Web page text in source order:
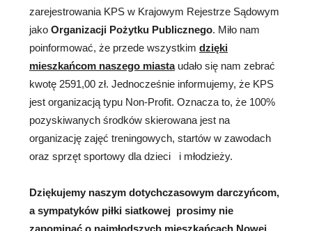
zarejestrowania KPS w Krajowym Rejestrze Sądowym
jako Organizacji Pożytku Publicznego. Miło nam
poinformować, że przede wszystkim dzięki
mieszkańcom naszego miastaudało się nam zebrać
kwotę 2591,00 zł. Jednocześnie informujemy, że KPS
jest organizacją typu Non-Profit. Oznacza to, że 100%
pozyskiwanych środków skierowana jest na
organizację zajęć treningowych, startów w zawodach
oraz sprzęt sportowy dla dzieci i młodzieży.
Dziękujemy naszym dotychczasowym darczyńcom,
a sympatyków piłki siatkowej prosimy nie
zapominać o najmłodszych mieszkańcach Nowej